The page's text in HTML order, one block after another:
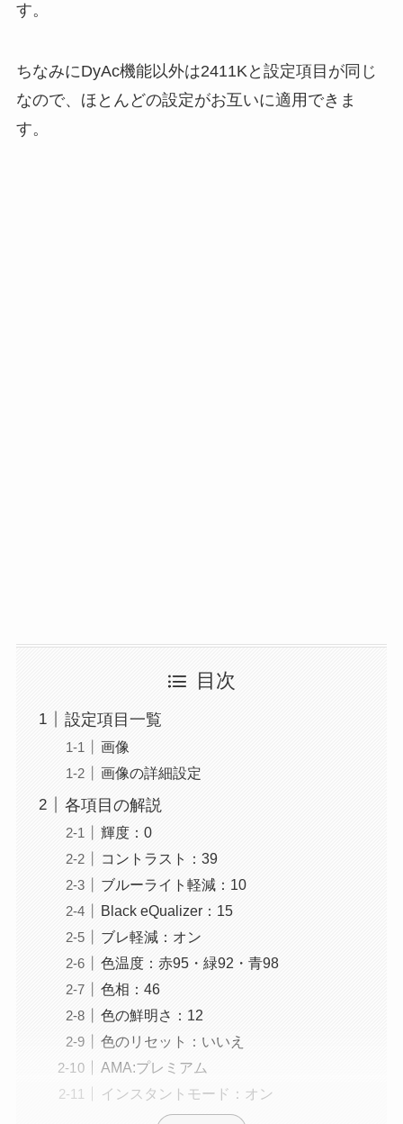
す。
ちなみにDyAc機能以外は2411Kと設定項目が同じ
なので、ほとんどの設定がお互いに適用できま
す。
目次
設定項目一覧
画像
画像の詳細設定
各項目の解説
輝度：0
コントラスト：39
ブルーライト軽減：10
Black eQualizer：15
ブレ軽減：オン
色温度：赤95・緑92・青98
色相：46
色の鮮明さ：12
色のリセット：いいえ
AMA:プレミアム
インスタントモード：オン